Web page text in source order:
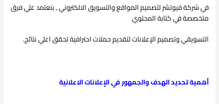
في شركة فيوتشر لتصميم المواقع والتسويق الالكتروني , بنعتمد علي فرق
متخصصة في كتابة المحتوي
التسويقي وتصميم الإعلانات لتقديم حملات احترافية تحقق اعلي نتائج.
أهمية تحديد الهدف والجمهور في الإعلانات الاعلانية